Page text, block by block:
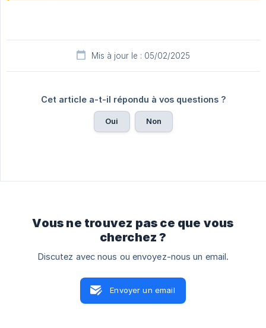
Mis à jour le : 05/02/2025
Cet article a-t-il répondu à vos questions ?
Oui Non
Vous ne trouvez pas ce que vous
cherchez ?
Discutez avec nous ou envoyez-nous un email.
Envoyer un email